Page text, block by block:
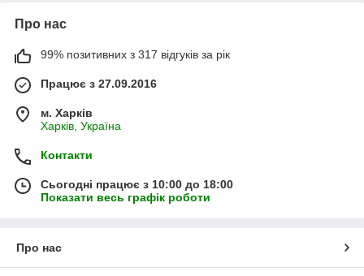
Про нас
99% позитивних з 317 відгуків за рік
Працює з 27.09.2016
м. Харків
Харків, Україна
Контакти
Сьогодні працює з 10:00 до 18:00
Показати весь графік роботи
Про нас